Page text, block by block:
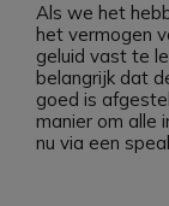
Als we het
het vermogen
geluid vast te
belangrijk dat
goed is
manier om alle
nu via een